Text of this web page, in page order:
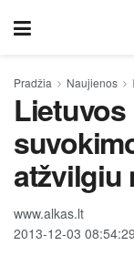
Pradžia Naujienos
atžvilgiu
www.alkas.lt
2013-12-03 08:54:29